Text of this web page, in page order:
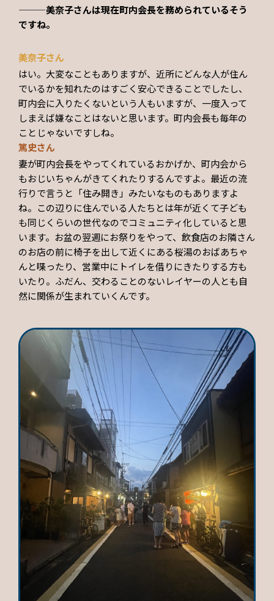
———美奈子さんは現在町内会長を務められているそう
ですね。
美奈子さん
はい。大変なこともありますが、近所にどんな人が住ん
でいるかを知れたのはすごく安心できることでしたし、
町内会に入りたくないという人もいますが、一度入って
しまえば嫌なことはないと思います。町内会長も毎年の
ことじゃないですしね。
篤史さん
妻が町内会長をやってくれているおかげか、町内会から
もおじいちゃんがきてくれたりするんですよ。最近の流
行りで言うと「住み開き」みたいなものもありますよ
ね。この辺りに住んでいる人たちとは年が近くて子ども
も同じくらいの世代なのでコミュニティ化していると思
います。お盆の翌週にお祭りをやって、飲食店のお隣さん
のお店の前に椅子を出して近くにある桜湯のおばあちゃ
んと喋ったり、営業中にトイレを借りにきたりする方も
いたり。ふだん、交わることのないレイヤーの人とも自
然に関係が生まれていくんです。